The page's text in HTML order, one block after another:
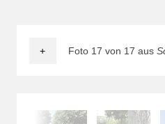
Foto 17 von 17 aus
+